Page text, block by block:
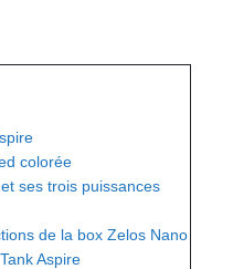
colorée
ses trois puissances
de la box Zelos Nano
Aspire